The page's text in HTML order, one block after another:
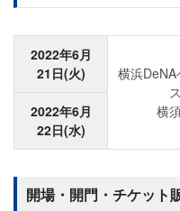
2022年6月
21日(火)
横浜
横
2022年6月
22日(水)
開場・開門・チケット